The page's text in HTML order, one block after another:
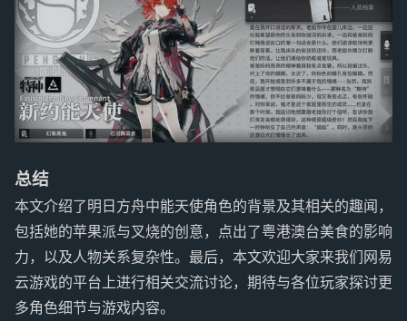
总结
本文介绍了明日方舟中能天使角色的背景及其相关的趣闻，
包括她的苹果派与叉烧的创意，点出了粤港澳台美食的影响
力，以及人物关系复杂性。最后，本文欢迎大家来我们网易
云游戏的平台上进行相关交流讨论，期待与各位玩家探讨更
多角色细节与游戏内容。